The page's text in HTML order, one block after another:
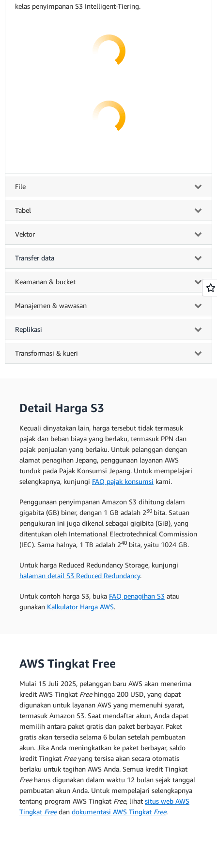
kelas penyimpanan S3 Intelligent-Tiering.
File
Tabel
Vektor
Transfer data
Keamanan & bucket
Manajemen & wawasan
Replikasi
Transformasi & kueri
Detail Harga S3
Kecuali dinyatakan lain, harga tersebut tidak termasuk
pajak dan beban biaya yang berlaku, termasuk PPN dan
pajak penjualan yang berlaku. Untuk pelanggan dengan
alamat penagihan Jepang, penggunaan layanan AWS
tunduk pada Pajak Konsumsi Jepang. Untuk mempelajari
selengkapnya, kunjungi FAQ pajak konsumsi kami.
Penggunaan penyimpanan Amazon S3 dihitung dalam
gigabita (GB) biner, dengan 1 GB adalah 230 bita. Satuan
pengukuran ini juga dikenal sebagai gigibita (GiB), yang
ditentukan oleh International Electrotechnical Commission
(IEC). Sama halnya, 1 TB adalah 240 bita, yaitu 1024 GB.
Untuk harga Reduced Redundancy Storage, kunjungi
halaman detail S3 Reduced Redundancy.
Untuk contoh harga S3, buka FAQ penagihan S3 atau
gunakan Kalkulator Harga AWS.
AWS Tingkat Free
Mulai 15 Juli 2025, pelanggan baru AWS akan menerima
kredit AWS Tingkat Freehingga 200 USD, yang dapat
digunakan untuk layanan AWS yang memenuhi syarat,
termasuk Amazon S3. Saat mendaftar akun, Anda dapat
memilih antara paket gratis dan paket berbayar. Paket
gratis akan tersedia selama 6 bulan setelah pembuatan
akun. Jika Anda meningkatkan ke paket berbayar, saldo
kredit Tingkat Freeyang tersisa akan secara otomatis
berlaku untuk tagihan AWS Anda. Semua kredit Tingkat
Freeharus digunakan dalam waktu 12 bulan sejak tanggal
pembuatan akun Anda. Untuk mempelajari selengkapnya
tentang program AWS Tingkat Free, lihat situs web AWS
Tingkat Freedan dokumentasi AWS Tingkat Free.